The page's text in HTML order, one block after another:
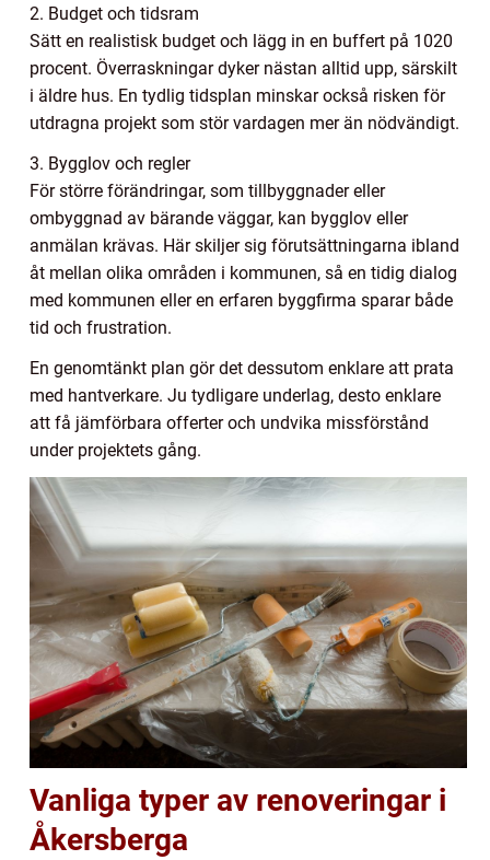
2. Budget och tidsram
Sätt en realistisk budget och lägg in en buffert på 1020
procent. Överraskningar dyker nästan alltid upp, särskilt
i äldre hus. En tydlig tidsplan minskar också risken för
utdragna projekt som stör vardagen mer än nödvändigt.
3. Bygglov och regler
För större förändringar, som tillbyggnader eller
ombyggnad av bärande väggar, kan bygglov eller
anmälan krävas. Här skiljer sig förutsättningarna ibland
åt mellan olika områden i kommunen, så en tidig dialog
med kommunen eller en erfaren byggfirma sparar både
tid och frustration.
En genomtänkt plan gör det dessutom enklare att prata
med hantverkare. Ju tydligare underlag, desto enklare
att få jämförbara offerter och undvika missförstånd
under projektets gång.
Vanliga typer av renoveringar i
Åkersberga